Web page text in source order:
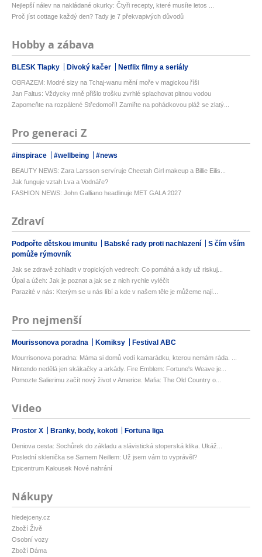
Nejlepší nálev na nakládané okurky: Čtyři recepty, které musíte letos ...
Proč jíst cottage každý den? Tady je 7 překvapivých důvodů
Hobby a zábava
BLESK Tlapky Divoký kačer Netflix filmy a seriály
OBRAZEM: Modré slzy na Tchaj-wanu mění moře v magickou říši
Jan Faltus: Vždycky mně přišlo trošku zvrhlé splachovat pitnou vodou
Zapomeňte na rozpálené Středomoří! Zamiřte na pohádkovou pláž se zlatý...
Pro generaci Z
#inspirace #wellbeing #news
BEAUTY NEWS: Zara Larsson servíruje Cheetah Girl makeup a Billie Eilis...
Jak funguje vztah Lva a Vodnáře?
FASHION NEWS: John Galliano headlinuje MET GALA 2027
Zdraví
Podpořte dětskou imunitu Babské rady proti nachlazení
S čím vším
pomůže rýmovník
Jak se zdravě zchladit v tropických vedrech: Co pomáhá a kdy už riskuj...
Úpal a úžeh: Jak je poznat a jak se z nich rychle vyléčit
Parazité v nás: Kterým se u nás líbí a kde v našem těle je můžeme nají...
Pro nejmenší
Mourissonova poradna Komiksy Festival ABC
Mourrisonova poradna: Máma si domů vodí kamarádku, kterou nemám ráda. ...
Nintendo nedělá jen skákačky a arkády. Fire Emblem: Fortune's Weave je...
Pomozte Salierimu začít nový život v Americe. Mafia: The Old Country o...
Video
Prostor X Branky, body, kokoti Fortuna liga
Deniova cesta: Sochůrek do základu a slávistická stoperská klika. Ukáž...
Poslední sklenička se Samem Neillem: Už jsem vám to vyprávěl?
Epicentrum Kalousek Nové nahrání
Nákupy
hledejceny.cz
Zboží Živě
Osobní vozy
Zboží Dáma